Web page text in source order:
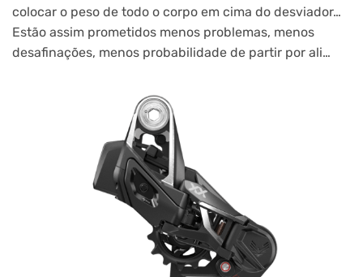
colocar o peso de todo o corpo em cima do desviador…
Estão assim prometidos menos problemas, menos
desafinações, menos probabilidade de partir por ali…